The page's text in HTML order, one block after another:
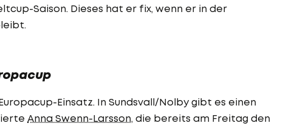
Saison. Dieses hat er fix, wenn er in der
Einsatz. In Sundsvall/Nolby gibt es einen
Anna Swenn-Larsson, die bereits am Freitag den